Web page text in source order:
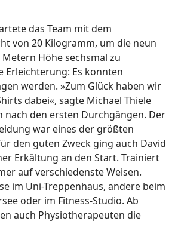
das Team mit dem
von 20 Kilogramm, um die neun
Höhe sechsmal zu
Erleichterung: Es konnten
werden. »Zum Glück haben wir
dabei«, sagte Michael Thiele
nach den ersten Durchgängen. Der
war eines der größten
den guten Zweck ging auch David
Erkältung an den Start. Trainiert
auf verschiedenste Weisen.
im Uni-Treppenhaus, andere beim
oder im Fitness-Studio. Ab
auch Physiotherapeuten die